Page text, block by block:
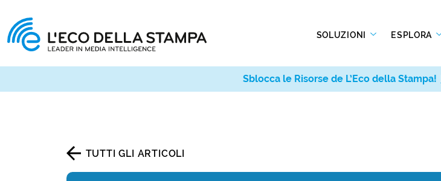
SOLUZIONI ESPLORA
TUTTI GLI ARTICOLI
Sblocca le Risorse de L’Eco della Stampa!